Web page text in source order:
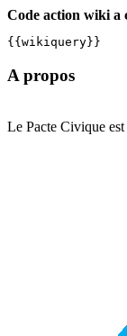
Code action wiki a
{{wikiquery}}
A propos
Le Pacte Civique